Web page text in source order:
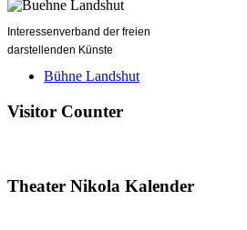
Interessenverband der freien
darstellenden Künste
Bühne Landshut
Visitor Counter
Theater Nikola Kalender